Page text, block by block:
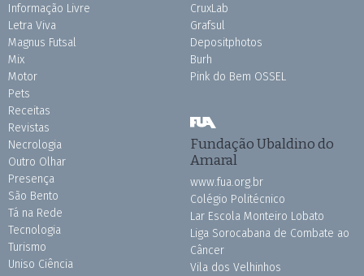
Informação Livre
Letra Viva
Magnus Futsal
Mix
Motor
Pets
Receitas
Revistas
Necrologia
Outro Olhar
Presença
São Bento
Tá na Rede
Tecnologia
Turismo
Uniso Ciência
CruxLab
Grafsul
Depositphotos
Burh
Pink do Bem OSSEL
Fundação Ubaldino do
Amaral
www.fua.org.br
Colégio Politécnico
Lar Escola Monteiro Lobato
Liga Sorocabana de Combate ao
Câncer
Vila dos Velhinhos